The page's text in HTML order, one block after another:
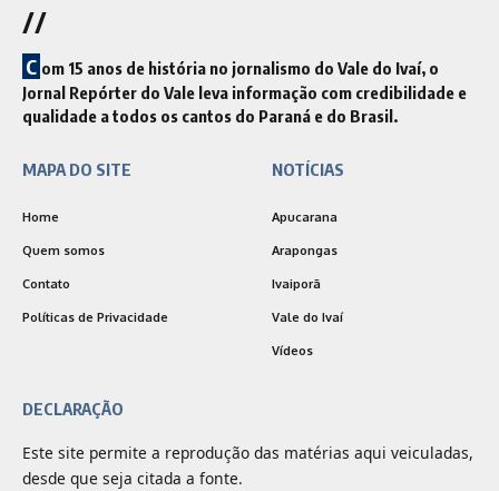
//
C om 15 anos de história no jornalismo do Vale do Ivaí, o
Jornal Repórter do Vale leva informação com credibilidade e
qualidade a todos os cantos do Paraná e do Brasil.
MAPA DO SITE
Home
Quem somos
Contato
Políticas de Privacidade
NOTÍCIAS
Apucarana
Arapongas
Ivaiporã
Vale do Ivaí
Vídeos
DECLARAÇÃO
Este site permite a reprodução das matérias aqui veiculadas,
desde que seja citada a fonte.